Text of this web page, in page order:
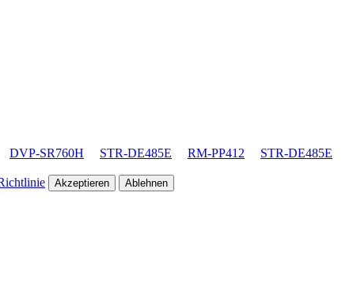
DVP-SR760H STR-DE485E RM-PP412
STR-DE485E
Akzeptieren Ablehnen